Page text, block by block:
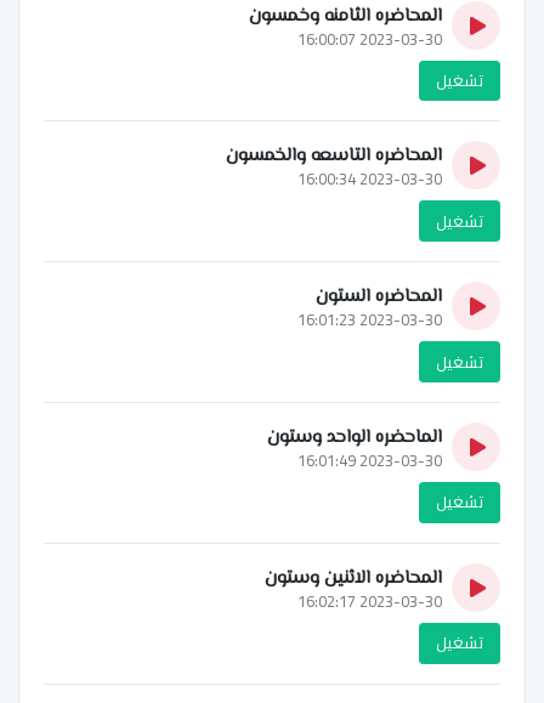
المحاضره الثامنه وخمسون
2023-03-30 16:00:07
تشغيل
المحاضره التاسعه والخمسون
2023-03-30 16:00:34
تشغيل
المحاضره الستون
2023-03-30 16:01:23
تشغيل
الماحضره الواحد وستون
2023-03-30 16:01:49
تشغيل
المحاضره الاثنين وستون
2023-03-30 16:02:17
تشغيل